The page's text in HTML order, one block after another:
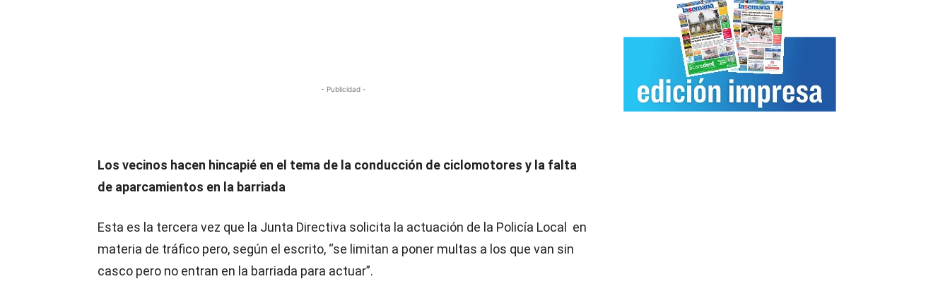
- Publicidad -
Los vecinos hacen hincapié en el tema de la conducción de ciclomotores y la falta
de aparcamientos en la barriada
Esta es la tercera vez que la Junta Directiva solicita la actuación de la Policía Local en
materia de tráfico pero, según el escrito, “se limitan a poner multas a los que van sin
casco pero no entran en la barriada para actuar”.